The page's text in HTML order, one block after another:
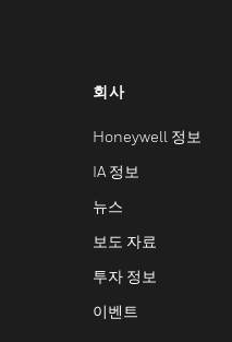
회사
Honeywell 정보
IA 정보
뉴스
보도 자료
투자 정보
이벤트